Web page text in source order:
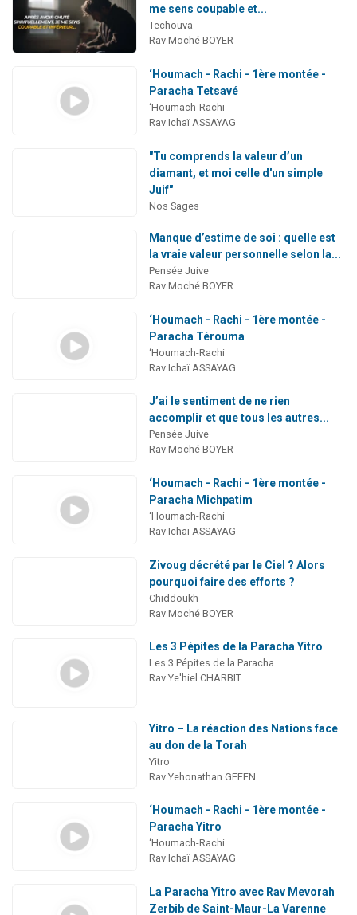
me sens coupable et...
Techouva
Rav Moché BOYER
‘Houmach - Rachi - 1ère montée -
Paracha Tetsavé
‘Houmach-Rachi
Rav Ichaï ASSAYAG
"Tu comprends la valeur d’un
diamant, et moi celle d'un simple
Juif"
Nos Sages
Manque d’estime de soi : quelle est
la vraie valeur personnelle selon la...
Pensée Juive
Rav Moché BOYER
‘Houmach - Rachi - 1ère montée -
Paracha Térouma
‘Houmach-Rachi
Rav Ichaï ASSAYAG
J’ai le sentiment de ne rien
accomplir et que tous les autres...
Pensée Juive
Rav Moché BOYER
‘Houmach - Rachi - 1ère montée -
Paracha Michpatim
‘Houmach-Rachi
Rav Ichaï ASSAYAG
Zivoug décrété par le Ciel ? Alors
pourquoi faire des efforts ?
Chiddoukh
Rav Moché BOYER
Les 3 Pépites de la Paracha Yitro
Les 3 Pépites de la Paracha
Rav Ye'hiel CHARBIT
Yitro – La réaction des Nations face
au don de la Torah
Yitro
Rav Yehonathan GEFEN
‘Houmach - Rachi - 1ère montée -
Paracha Yitro
‘Houmach-Rachi
Rav Ichaï ASSAYAG
La Paracha Yitro avec Rav Mevorah
Zerbib de Saint-Maur-La Varenne